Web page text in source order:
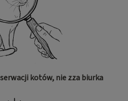
kotów, nie zza biurka